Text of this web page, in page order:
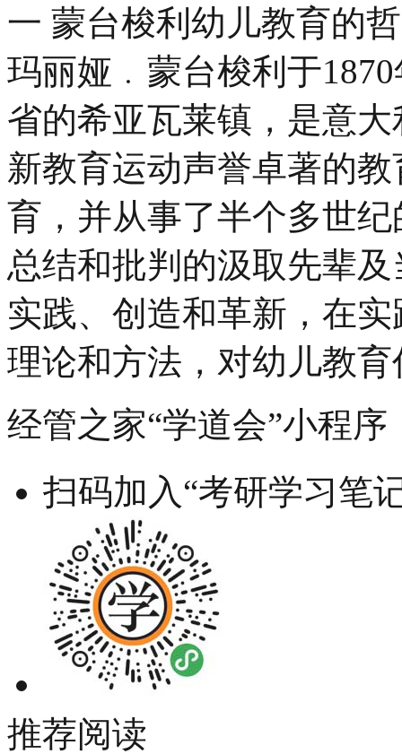
一 蒙台梭利幼儿教育的
玛丽娅﹒蒙台梭利于
省的希亚瓦莱镇，是意
新教育运动声誉卓著的
育，并从事了半个多世
总结和批判的汲取先辈
实践、创造和革新，在
理论和方法，对幼儿教
经管之家“学道会”小程序
扫码加入“考研学习笔
推荐阅读